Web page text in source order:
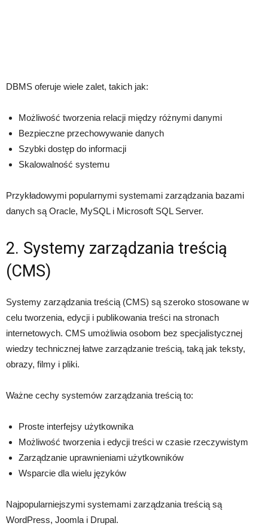
DBMS oferuje wiele zalet, takich jak:
Możliwość tworzenia relacji między różnymi danymi
Bezpieczne przechowywanie danych
Szybki dostęp do informacji
Skalowalność systemu
Przykładowymi popularnymi systemami zarządzania bazami
danych są Oracle, MySQL i Microsoft SQL Server.
2. Systemy zarządzania treścią
(CMS)
Systemy zarządzania treścią (CMS) są szeroko stosowane w
celu tworzenia, edycji i publikowania treści na stronach
internetowych. CMS umożliwia osobom bez specjalistycznej
wiedzy technicznej łatwe zarządzanie treścią, taką jak teksty,
obrazy, filmy i pliki.
Ważne cechy systemów zarządzania treścią to:
Proste interfejsy użytkownika
Możliwość tworzenia i edycji treści w czasie rzeczywistym
Zarządzanie uprawnieniami użytkowników
Wsparcie dla wielu języków
Najpopularniejszymi systemami zarządzania treścią są
WordPress, Joomla i Drupal.